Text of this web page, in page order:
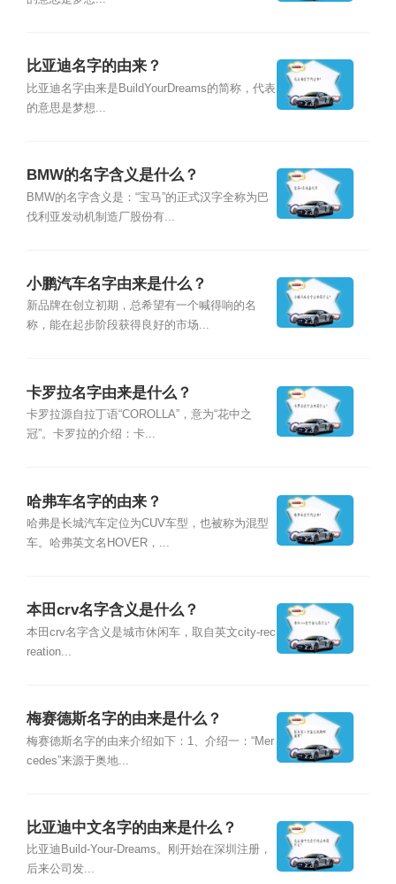
比亚迪名字的由来？
比亚迪名字由来是BuildYourDreams的简称，代表
的意思是梦想...
BMW的名字含义是什么？
BMW的名字含义是：“宝马”的正式汉字全称为巴
伐利亚发动机制造厂股份有...
小鹏汽车名字由来是什么？
新品牌在创立初期，总希望有一个喊得响的名
称，能在起步阶段获得良好的市场...
卡罗拉名字由来是什么？
卡罗拉源自拉丁语“COROLLA”，意为“花中之
冠”。卡罗拉的介绍：卡...
哈弗车名字的由来？
哈弗是长城汽车定位为CUV车型，也被称为混型
车。哈弗英文名HOVER，...
本田crv名字含义是什么？
本田crv名字含义是城市休闲车，取自英文city-rec
reation...
梅赛德斯名字的由来是什么？
梅赛德斯名字的由来介绍如下：1、介绍一：“Mer
cedes”来源于奥地...
比亚迪中文名字的由来是什么？
比亚迪Build-Your-Dreams。刚开始在深圳注册，
后来公司发...